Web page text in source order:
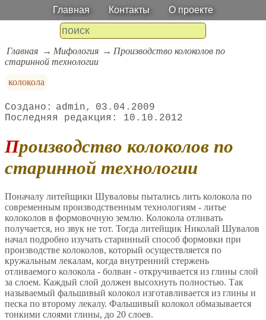
Главная Контакты О проекте
Главная Мифология
Производство колоколов по
старинной технологии
колокола
admin
03.04.2009
10.10.2012
Производство колоколов по
старинной технологии
Поначалу литейщики Шуваловы пытались лить колокола по
современным производственным технологиям - литье
колоколов в формовочную землю. Колокола отливать
получается, но звук не тот. Тогда литейщик Николай Шувалов
начал подробно изучать старинный способ формовки при
производстве колоколов, который осуществляется по
кружальным лекалам, когда внутренний стержень
отливаемого колокола - болван - откручивается из глины слой
за слоем. Каждый слой должен высохнуть полностью. Так
называемый фальшивый колокол изготавливается из глины и
песка по второму лекалу. Фальшивый колокол обмазывается
тонкими слоями глины, до 20 слоев.